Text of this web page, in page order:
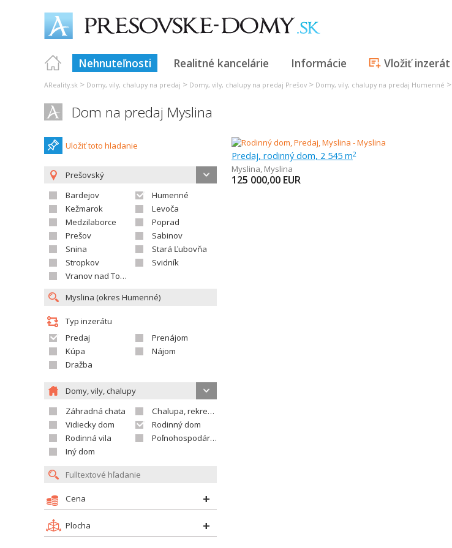
Nehnuteľnosti Realitné kancelárie Informácie Vložiť inzerát
AReality.sk > Domy, vily, chalupy na predaj > Domy, vily, chalupy na predaj Prešov > Domy, vily, chalupy na predaj Humenné >
Dom na predaj Myslina
Uložiť toto hladanie
Prešovský
Bardejov
Humenné
Kežmarok
Levoča
Medzilaborce
Poprad
Prešov
Sabinov
Snina
Stará Ľubovňa
Stropkov
Svidník
Vranov nad Topľou
Typ inzerátu
Predaj
Prenájom
Kúpa
Nájom
Dražba
Domy, vily, chalupy
Záhradná chata
Chalupa, rekreačný domček
Vidiecky dom
Rodinný dom
Rodinná vila
Poľnohospodárska usadlosť
Iný dom
Cena
Plocha
Predaj, rodinný dom, 2 545 m2
Myslina, Myslina
125 000,00 EUR